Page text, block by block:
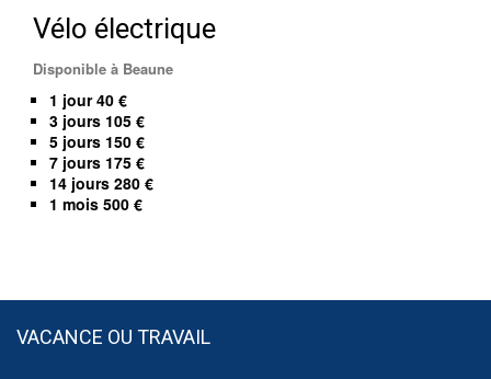
Vélo électrique
Disponible à Beaune
1 jour 40 €
3 jours 105 €
5 jours 150 €
7 jours 175 €
14 jours 280 €
1 mois 500 €
VACANCE OU TRAVAIL